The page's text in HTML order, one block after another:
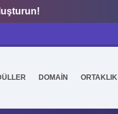
DOMAİN ORTAKLIK